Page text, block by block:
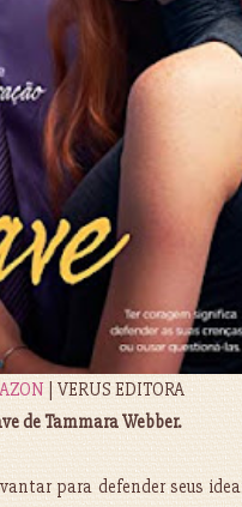
| VERUS EDITORA
de Tammara Webber.
para defender seus